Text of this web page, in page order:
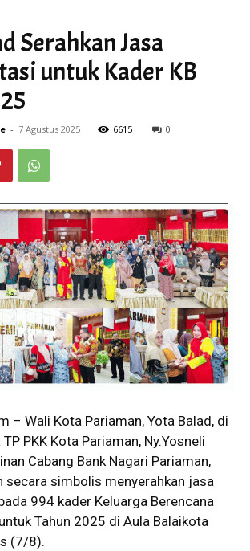
Serahkan Jasa
untuk Kader KB
- 7 Agustus 2025 6615 0
– Wali Kota Pariaman, Yota Balad, di
PKK Kota Pariaman, Ny.Yosneli
Cabang Bank Nagari Pariaman,
secara simbolis menyerahkan jasa
994 kader Keluarga Berencana
Tahun 2025 di Aula Balaikota
(7/8).